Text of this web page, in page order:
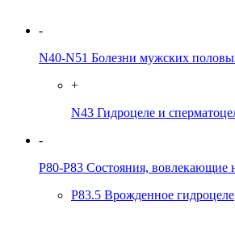
-
N40-N51 Болезни мужских
+
N43 Гидроцеле и
-
P80-P83 Состояния, вовлекающие
P83.5 Врожденное гидроцеле